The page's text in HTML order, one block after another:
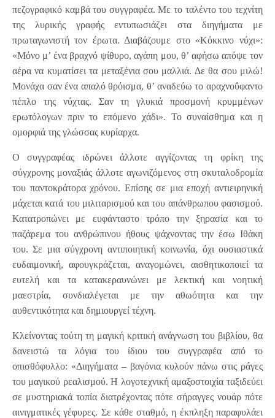
πεζογραφικό καμβά του συγγραφέα. Με το ταλέντο του τεχνίτη
της λυρικής γραφής εντυπωσιάζει στα διηγήματα με
πρωταγωνιστή τον έρωτα. Διαβάζουμε στο «Κόκκινο νύχι»:
«Μόνο μ’ ένα βραχνό ψίθυρο, αγάπη μου, θ’ αφήσω απόψε τον
αέρα να κυματίσει τα μεταξένια σου μαλλιά. Δε θα σου μιλώ!
Μονάχα σαν ένα απαλό θρόισμα, θ’ αναδεύω το αραχνοΰφαντο
πέπλο της νύχτας. Σαν τη γλυκιά προσμονή κρυμμένων
ερωτόλογων πριν το επόμενο χάδι». Το συναίσθημα και η
ομορφιά της γλώσσας κυρίαρχα.
Ο συγγραφέας ιδρώνει άλλοτε αγγίζοντας τη φρίκη της
σύγχρονης μοναξιάς άλλοτε αγωνιζόμενος στη σκυταλοδρομία
του παντοκράτορα χρόνου. Επίσης σε μια εποχή αντιειρηνική
μάχεται κατά του μιλιταρισμού και του απάνθρωπου φασισμού.
Κατατροπώνει με ευφάνταστο τρόπο την ξηρασία και το
παζάρεμα του ανθρώπινου ήθους ψάχνοντας την έσω Ιθάκη
του. Σε μια σύγχρονη αντιποιητική κοινωνία, όχι ουσιαστικά
ευδαιμονική, αφουγκράζεται, αναγομώνει, αισθητικοποιεί τα
ευτελή και τα κατακεραυνώνει με λεκτική και νοητική
μαεστρία, συνδιαλέγεται με την αθωότητα και την
αυθεντικότητα και δημιουργεί τέχνη.
Κλείνοντας τούτη τη μαγική κριτική ανάγνωση του βιβλίου, θα
δανειστώ τα λόγια του ίδιου του συγγραφέα από το
οπισθόφυλλο: «Διηγήματα – βαγόνια κυλούν πάνω στις ράγες
του μαγικού ρεαλισμού. Η λογοτεχνική αμαξοστοιχία ταξιδεύει
σε μυστηριακά τοπία διατρέχοντας πότε σήραγγες νουάρ πότε
αινιγματικές γέφυρες. Σε κάθε σταθμό, η έκπληξη παραφυλάει